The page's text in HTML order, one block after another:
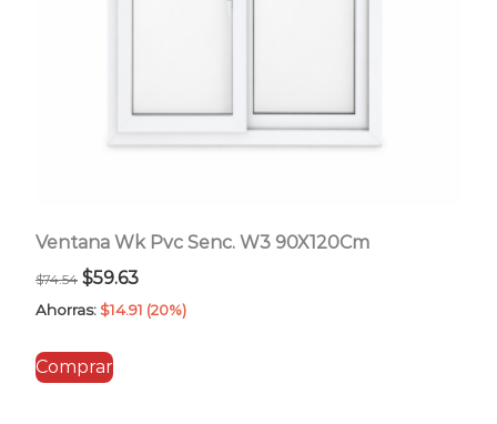
Ventana Wk Pvc Senc. W3 90X120Cm
$74.54 El
precio
era:
$59.63El
precio
Ahorras: $14.91 (20%)
Comprar